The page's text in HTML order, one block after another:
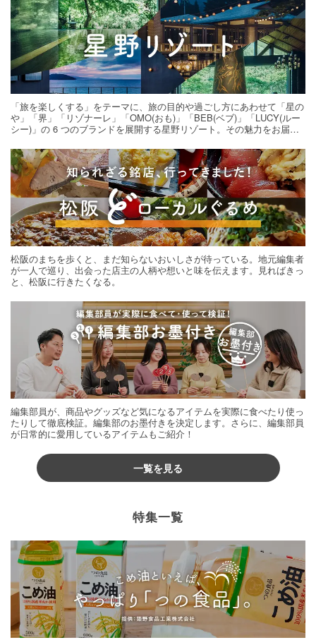
「旅を楽しくする」をテーマに、旅の目的や過ごし方にあわせて「星の
や」「界」「リゾナーレ」「OMO(おも)」「BEB(ベブ)」「LUCY(ルー
シー)」の 6 つのブランドを展開する星野リゾート。その魅力をお届け
松阪のまちを歩くと、まだ知らないおいしさが待っている。地元編集者
が一人で巡り、出会った店主の人柄や想いと味を伝えます。見ればきっ
と、松阪に行きたくなる。
編集部員が、商品やグッズなど気になるアイテムを実際に食べたり使っ
たりして徹底検証。編集部のお墨付きを決定します。さらに、編集部員
が日常的に愛用しているアイテムもご紹介！
一覧を見る
特集一覧